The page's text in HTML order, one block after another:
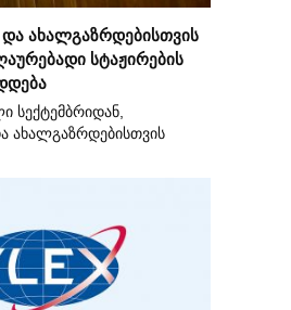
და ახალგაზრდებისთვის
სტაჟირების
სექტემბრიდან,
ახალგაზრდებისთვის